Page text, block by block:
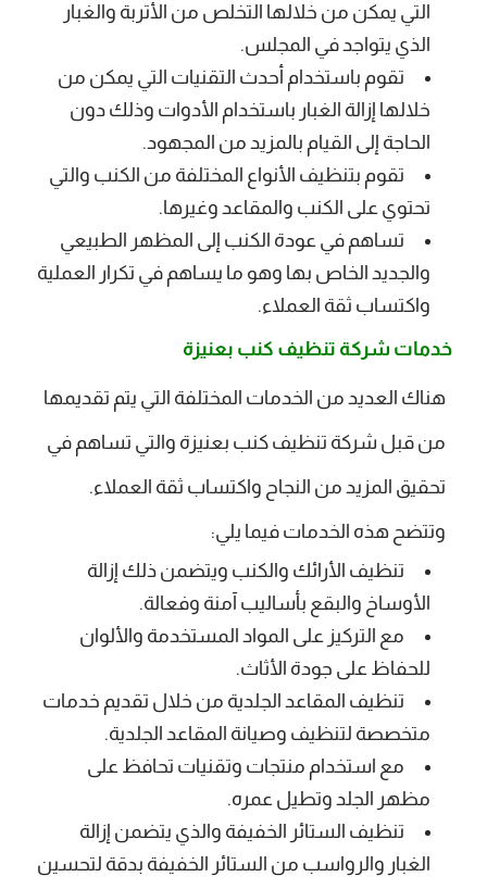
التي يمكن من خلالها التخلص من الأتربة والغبار
الذي يتواجد في المجلس.
تقوم باستخدام أحدث التقنيات التي يمكن من
خلالها إزالة الغبار باستخدام الأدوات وذلك دون
الحاجة إلى القيام بالمزيد من المجهود.
تقوم بتنظيف الأنواع المختلفة من الكنب والتي
تحتوي على الكنب والمقاعد وغيرها.
تساهم في عودة الكنب إلى المظهر الطبيعي
والجديد الخاص بها وهو ما يساهم في تكرار العملية
واكتساب ثقة العملاء.
خدمات شركة تنظيف كنب بعنيزة
هناك العديد من الخدمات المختلفة التي يتم تقديمها
من قبل شركة تنظيف كنب بعنيزة والتي تساهم في
تحقيق المزيد من النجاح واكتساب ثقة العملاء.
وتتضح هذه الخدمات فيما يلي:
تنظيف الأرائك والكنب ويتضمن ذلك إزالة
الأوساخ والبقع بأساليب آمنة وفعالة.
مع التركيز على المواد المستخدمة والألوان
للحفاظ على جودة الأثاث.
تنظيف المقاعد الجلدية من خلال تقديم خدمات
متخصصة لتنظيف وصيانة المقاعد الجلدية.
مع استخدام منتجات وتقنيات تحافظ على
مظهر الجلد وتطيل عمره.
تنظيف الستائر الخفيفة والذي يتضمن إزالة
الغبار والرواسب من الستائر الخفيفة بدقة لتحسين